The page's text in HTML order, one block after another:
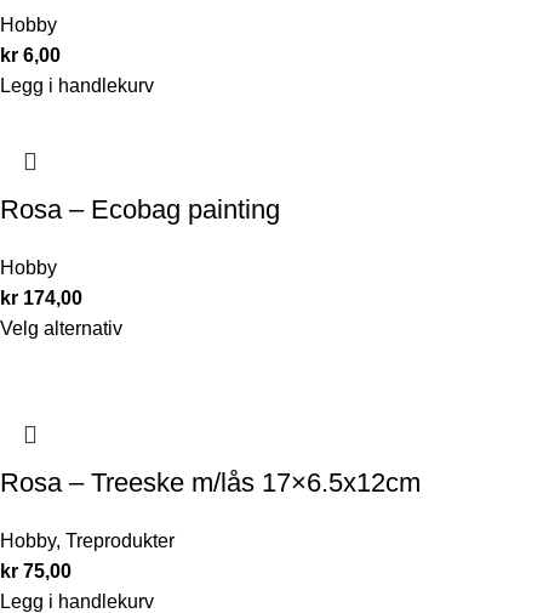
Hobby
kr 6,00
Legg i handlekurv
Rosa – Ecobag painting
Hobby
kr 174,00
Velg alternativ
Rosa – Treeske m/lås 17×6.5x12cm
Hobby, Treprodukter
kr 75,00
Legg i handlekurv